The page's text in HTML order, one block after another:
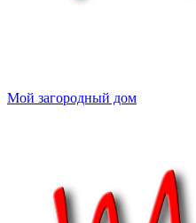
Мой загородный дом